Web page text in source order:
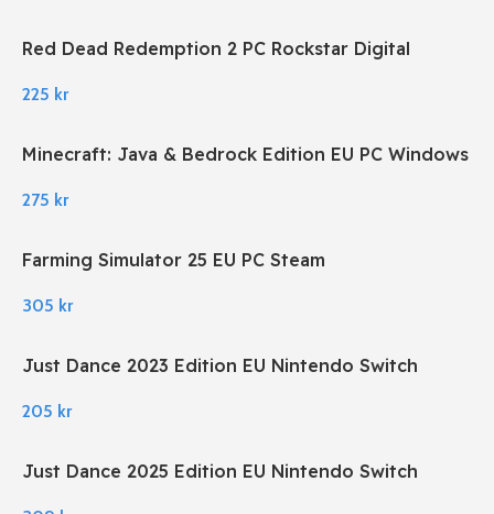
Red Dead Redemption 2 PC Rockstar Digital
225 kr
Minecraft: Java & Bedrock Edition EU PC Windows
275 kr
Farming Simulator 25 EU PC Steam
305 kr
Just Dance 2023 Edition EU Nintendo Switch
205 kr
Just Dance 2025 Edition EU Nintendo Switch